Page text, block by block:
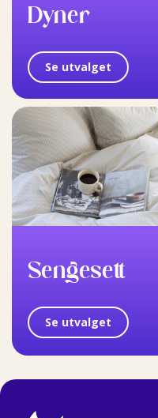
Dyner
Se utvalget
Sengesett
Se utvalget